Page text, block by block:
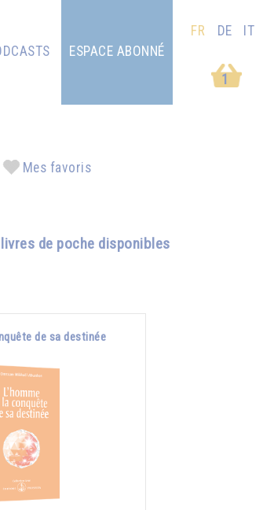
1
ESPACE ABONNÉ
FR DE IT
Mes favoris
de poche disponibles
de sa destinée